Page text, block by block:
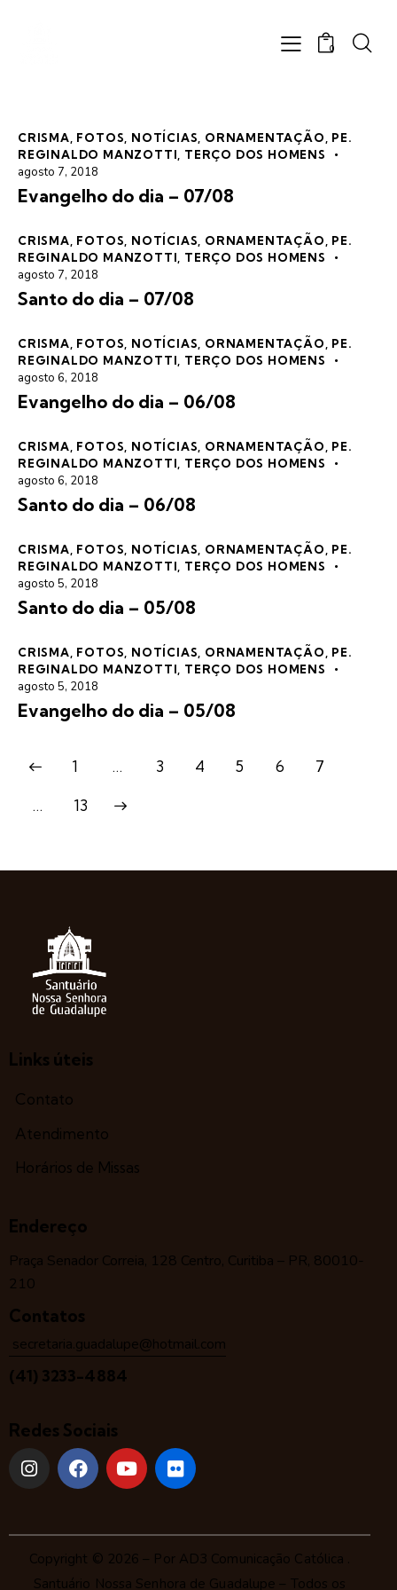
0
CRISMA FOTOS NOTÍCIAS ORNAMENTAÇÃO
PE.
REGINALDO MANZOTTI
TERÇO DOS HOMENS
agosto 7, 2018
Evangelho do dia – 07/08
CRISMA FOTOS NOTÍCIAS ORNAMENTAÇÃO
PE.
REGINALDO MANZOTTI
TERÇO DOS HOMENS
agosto 7, 2018
Santo do dia – 07/08
CRISMA FOTOS NOTÍCIAS ORNAMENTAÇÃO
PE.
REGINALDO MANZOTTI
TERÇO DOS HOMENS
agosto 6, 2018
Evangelho do dia – 06/08
CRISMA FOTOS NOTÍCIAS ORNAMENTAÇÃO
PE.
REGINALDO MANZOTTI
TERÇO DOS HOMENS
agosto 6, 2018
Santo do dia – 06/08
CRISMA FOTOS NOTÍCIAS ORNAMENTAÇÃO
PE.
REGINALDO MANZOTTI
TERÇO DOS HOMENS
agosto 5, 2018
Santo do dia – 05/08
CRISMA FOTOS NOTÍCIAS ORNAMENTAÇÃO
PE.
REGINALDO MANZOTTI
TERÇO DOS HOMENS
agosto 5, 2018
Evangelho do dia – 05/08
1 … 3 4 5 6 7
… 13
>
Links úteis
Contato
Atendimento
Horários de Missas
Endereço
Praça Senador Correia, 128 Centro, Curitiba – PR, 80010-
210
Contatos
secretaria.guadalupe@hotmail.com
(41) 3233-4884
Redes Sociais
Copyright © 2026 – Por AD3 Comunicação Católica .
Santuário Nossa Senhora de Guadalupe – Todos os